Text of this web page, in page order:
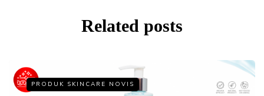
Related posts
PRODUK SKINCARE NOVIS